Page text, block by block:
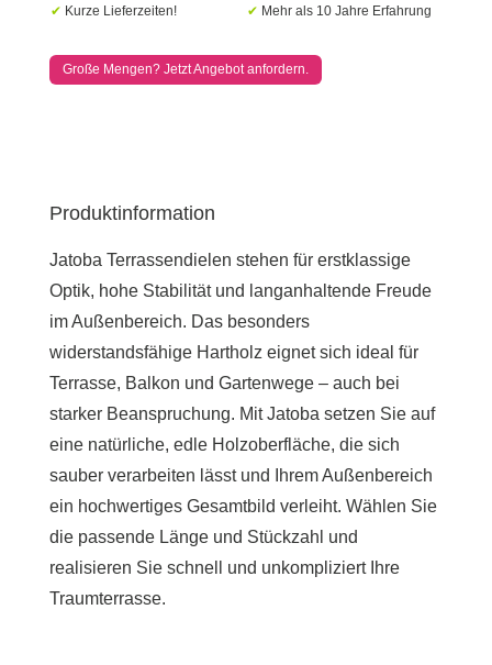
✔ Kurze Lieferzeiten! ✔ Mehr als 10 Jahre Erfahrung
Große Mengen? Jetzt Angebot anfordern.
Produktinformation
Jatoba Terrassendielen stehen für erstklassige
Optik, hohe Stabilität und langanhaltende Freude
im Außenbereich. Das besonders
widerstandsfähige Hartholz eignet sich ideal für
Terrasse, Balkon und Gartenwege – auch bei
starker Beanspruchung. Mit Jatoba setzen Sie auf
eine natürliche, edle Holzoberfläche, die sich
sauber verarbeiten lässt und Ihrem Außenbereich
ein hochwertiges Gesamtbild verleiht. Wählen Sie
die passende Länge und Stückzahl und
realisieren Sie schnell und unkompliziert Ihre
Traumterrasse.